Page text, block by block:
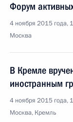
Форум
4 ноября 2015 года,
Москва
В Кремле
иностранным
4 ноября 2015 года,
Москва, Кремль